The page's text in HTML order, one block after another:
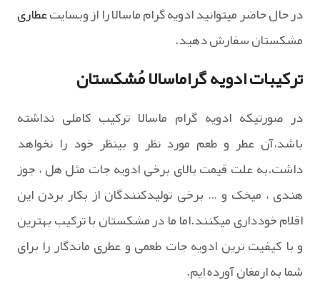
در حال حاضر میتوانید ادویه گرام ماسالا را از وبسایتعطاری
مشکستان سفارش دهید.
ترکیبات ادویه گراماسالا مُشکستان
در صورتیکه ادویه گرام ماسالا ترکیب کاملی نداشته
باشد،آن عطر و طعم مورد نظر و بینظر خود را نخواهد
داشت.به علت قیمت بالای برخی ادویه جات مثل هل ، جوز
هندی ، میخک و … برخی تولیدکنندگان از بکار بردن این
اقلام خودداری میکنند.اما ما در مشکستان با ترکیب بهترین
و با کیفیت ترین ادویه جات طعمی و عطری ماندگار را برای
شما به ارمغان آورده ایم.